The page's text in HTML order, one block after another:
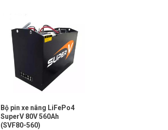
Bộ pin xe nâng LiFePo4
SuperV 80V 560Ah
(SVF80-560)